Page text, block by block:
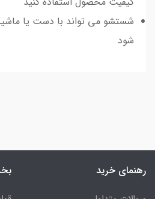
شستشو می تواند با دست یا
شود
رهنمای خرید